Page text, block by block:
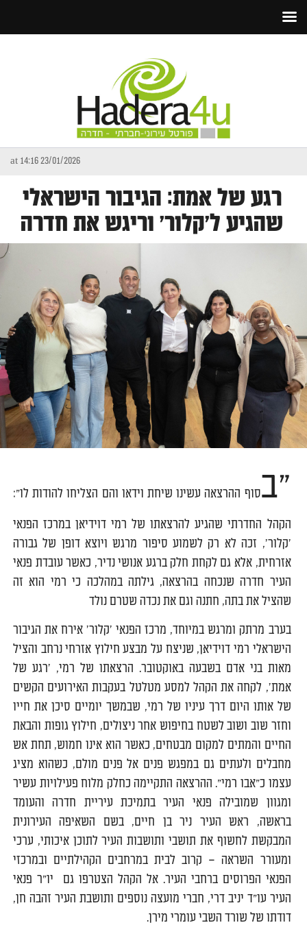
23/01/2026 at 14:16
רגע של אמת: הגיבור הישראלי
שהגיע ל'קלור' וריגש את חדרה
"בסוף ההרצאה עשינו שיחת וידאו והם הצליחו להודות לו":
הקהל החדרתי שהגיע להרצאתו של רמי דוידיאן במרכז הפנאי
'קלור', זכה לא רק לשמוע סיפור מרגש ויוצא דופן של גבורה
אזרחית, אלא גם לקחת חלק ברגע אנושי נדיר, כאשר עובדת פנאי
העיר חדרה שנכחה בהרצאה, גילתה במהלכה כי רמי הוא זה
שהציל את בתה, חתנה וגם את נכדה שטרם נולד
בערב מרתק ומרגש במיוחד, מרכז הפנאי 'קלור' אירח את הגיבור
הישראלי רמי דוידיאן, שניצח על מבצע חילוץ אזרחי נרחב והציל
מאות בני אדם בשבעה באוקטובר. הרצאתו של רמי, 'רגע של
אמת', לקחה את הקהל למסע מטלטל בעקבות האירועים הקשים
של אותו היום דרך עיניו של רמי, שבמשך יומיים סיכן את חייו
וחזר שוב ושוב לשטח בחיפוש אחר ניצולים, חילוץ גופות והבאת
החיים והמתים למקום מבטחים, כאשר הוא אינו חמוש, תחת אש
מחבלים ולעתים גם במפגש פנים אל פנים מולם, כשהוא מציג
עצמו כ"אבו רמי". ההרצאה התקיימה כחלק מלוח פעילויות עשיר
ומגוון שמובילה פנאי העיר בתמיכת עיריית חדרה והעומד
בראשה, ראש העיר ניר בן חיים, בשם השאיפה העירונית
המבקשת לחשוף את תושבי ותושבות העיר לתוכן איכותי, ערכי
ומעורר השראה – קרוב לבית במרחבים הקהילתיים ובמרכזי
הפנאי הפרוסים ברחבי העיר. אל הקהל הצטרפו גם יו"ר פנאי
העיר עו"ד יניב דרי, חברי מועצה נוספים ותושבת העיר זהבה חן,
דודתו של שורד השבי עומרי מירן.